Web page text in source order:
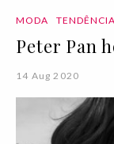
MODA
Peter Pan
14 Aug 2020